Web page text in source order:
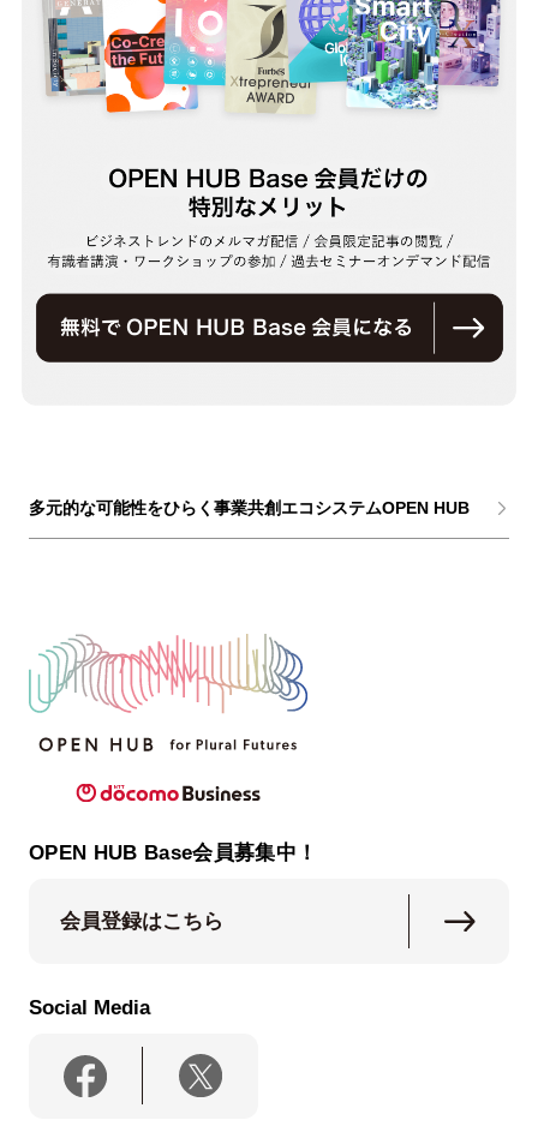
多元的な可能性をひらく事業共創エコシステムOPEN HUB
OPEN HUB Base会員募集中！
会員登録はこちら
Social Media